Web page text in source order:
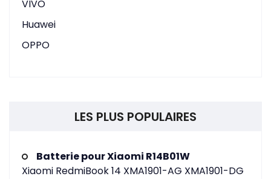
VIVO
Huawei
OPPO
LES PLUS POPULAIRES
Batterie pour Xiaomi R14B01W
Xiaomi RedmiBook 14 XMA1901-AG XMA1901-DG